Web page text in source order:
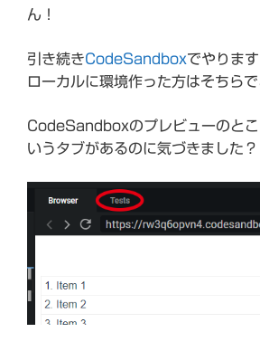
ん！
引き続きCodeSandboxでやります
ローカルに環境作った方はそちらで
CodeSandboxのプレビューのと
いうタブがあるのに気づきました？